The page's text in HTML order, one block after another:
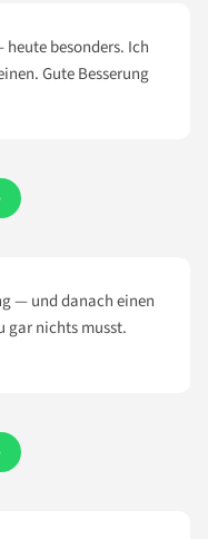
besonders. Ich
Gute Besserung
— und danach einen
gar nichts musst.